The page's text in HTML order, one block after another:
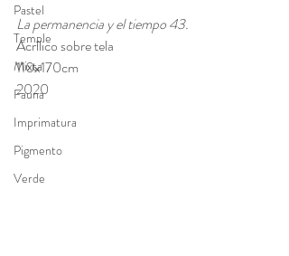
Pastel
Temple
Mixta
Fauna
Imprimatura
Pigmento
Verde
La permanencia y el tiempo 43.
Acrílico sobre tela
110x170cm
2020